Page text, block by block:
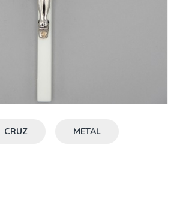
CRUZ METAL